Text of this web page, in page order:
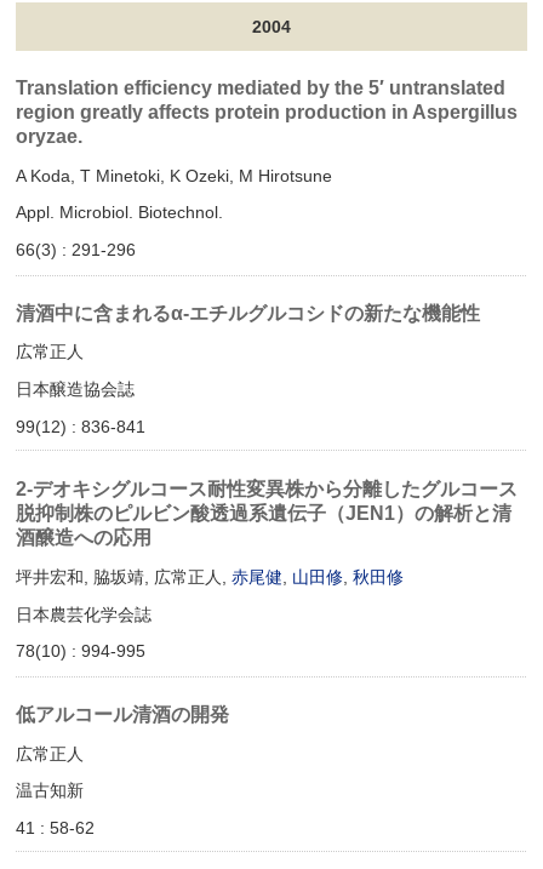
2004
Translation efficiency mediated by the 5′ untranslated
region greatly affects protein production in Aspergillus
oryzae.
A Koda, T Minetoki, K Ozeki, M Hirotsune
Appl. Microbiol. Biotechnol.
66(3) : 291-296
清酒中に含まれるα-エチルグルコシドの新たな機能性
広常正人
日本醸造協会誌
99(12) : 836-841
2-デオキシグルコース耐性変異株から分離したグルコース
脱抑制株のピルビン酸透過系遺伝子（JEN1）の解析と清
酒醸造への応用
坪井宏和, 脇坂靖, 広常正人,赤尾健 山田修 ,秋田修
日本農芸化学会誌
78(10) : 994-995
低アルコール清酒の開発
広常正人
温古知新
41 : 58-62